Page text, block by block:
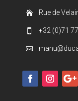
 Rue de
 +32 (0)71
